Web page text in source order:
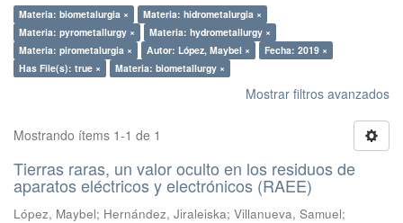
Materia: biometalurgia ×
Materia: hidrometalurgia ×
Materia: pyrometallurgy ×
Materia: hydrometallurgy ×
Materia: pirometalurgia ×
Autor: López, Maybel ×
Fecha: 2019 ×
Has File(s): true ×
Materia: biometallurgy ×
Mostrar filtros avanzados
Mostrando ítems 1-1 de 1
Tierras raras, un valor oculto en los residuos de
aparatos eléctricos y electrónicos (RAEE)
López, Maybel; Hernández, Jiraleiska; Villanueva, Samuel;